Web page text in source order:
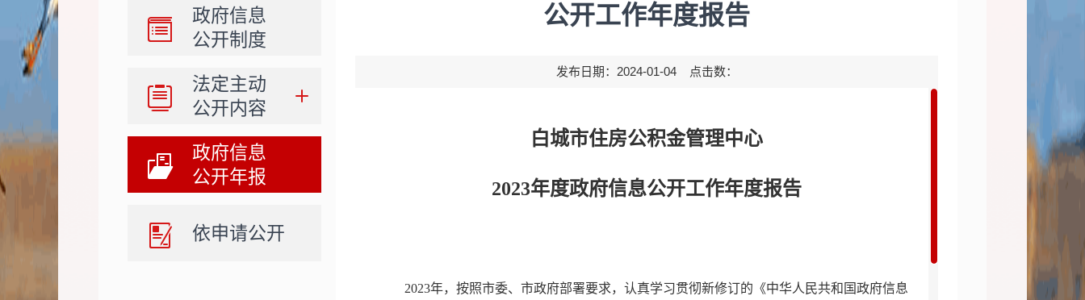
政府信息
公开制度
法定主动
公开内容
政府信息
公开年报
依申请公开
公开工作年度报告
发布日期：2024-01-04 点击数：
白城市住房公积金管理中心
2023年度政府信息公开工作年度报告
2023年，按照市委、市政府部署要求，认真学习贯彻新修订的《中华人民共和国政府信息